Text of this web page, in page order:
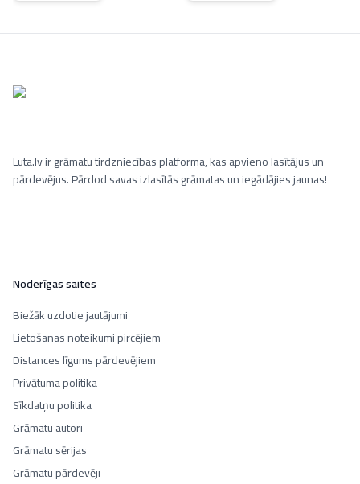
Luta.lv ir grāmatu tirdzniecības platforma, kas apvieno lasītājus un
pārdevējus. Pārdod savas izlasītās grāmatas un iegādājies jaunas!
Noderīgas saites
Biežāk uzdotie jautājumi
Lietošanas noteikumi pircējiem
Distances līgums pārdevējiem
Privātuma politika
Sīkdatņu politika
Grāmatu autori
Grāmatu sērijas
Grāmatu pārdevēji